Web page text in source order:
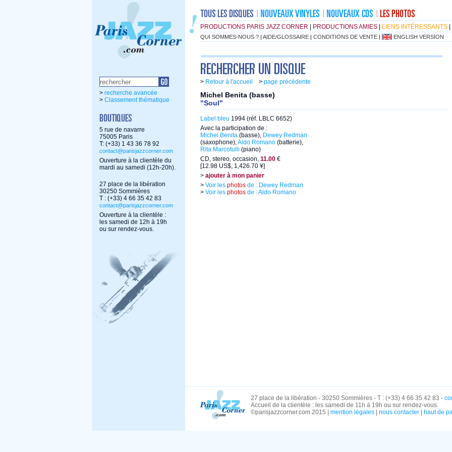
PRODUCTIONS PARIS JAZZ CORNER PRODUCTIONS AMIES LIENS INTÉRESSANTS
QUI SOMMES-NOUS ? | AIDE/GLOSSAIRE | CONDITIONS DE VENTE | ENGLISH VERSION
> recherche avancée
> Classement thématique
5 rue de navarre
75005 Paris
T: (+33) 1 43 36 78 92
contact@parisjazzcorner.com
Ouverture à la clientèle du
mardi au samedi (12h-20h).
27 place de la libération
30250 Sommières
T : (+33) 4 66 35 42 83
contact@parisjazzcorner.com
Ouverture à la clientèle :
les samedi de 12h à 19h
ou sur rendez-vous.
> Retour à l'accueil > page précédente
Michel Benita (basse)
"Soul"
Label bleu 1994 (réf. LBLC 6652)
Avec la participation de :
Michel Benita (basse), Dewey Redman
(saxophone),Aldo Romano (batterie),
Rita Marcotulli (piano)
CD, stereo, occasion, 11.00 €
[12.98 US$, 1,426.70 ¥]
> ajouter à mon panier
> Voir les photos de : Dewey Redman
> Voir les photos de : Aldo Romano
27 place de la libération - 30250 Sommières - T : (+33) 4 66 35 42 83 -
Accueil de la clientèle : les samedi de 11h à 19h ou sur rendez-vous.
©parisjazzcorner.com 2015 | mention légales nous contacter haut de